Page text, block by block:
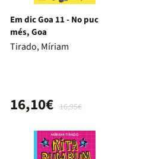
Em dic Goa 11 - No puc
més, Goa
Tirado, Míriam
16,95€
16,10€